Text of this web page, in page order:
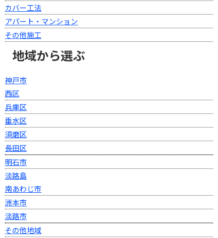
カバー工法
アパート・マンション
その他施工
地域から選ぶ
神戸市
西区
兵庫区
垂水区
須磨区
長田区
明石市
淡路島
南あわじ市
洲本市
淡路市
その他地域